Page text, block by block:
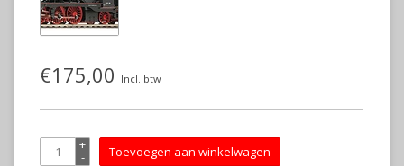
€175,00 Incl. btw
+
- Toevoegen aan winkelwagen